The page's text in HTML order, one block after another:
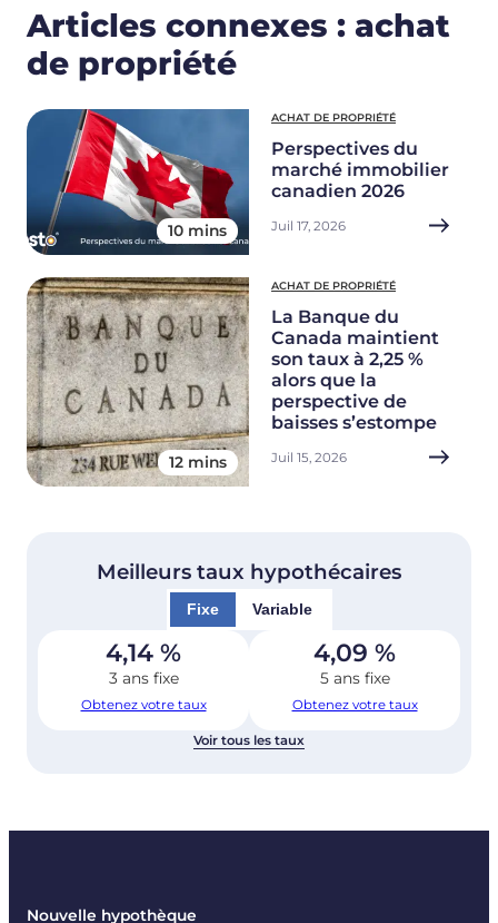
Articles connexes : achat
de propriété
10 mins
ACHAT DE PROPRIÉTÉ
Perspectives du
marché immobilier
canadien 2026
Juil 17, 2026
12 mins
ACHAT DE PROPRIÉTÉ
La Banque du
Canada maintient
son taux à 2,25 %
alors que la
perspective de
baisses s’estompe
Juil 15, 2026
Meilleurs taux hypothécaires
Fixe Variable
4,14 %
3 ans fixe
Obtenez votre taux
4,09 %
5 ans fixe
Obtenez votre taux
Voir tous les taux
Nouvelle hypothèque